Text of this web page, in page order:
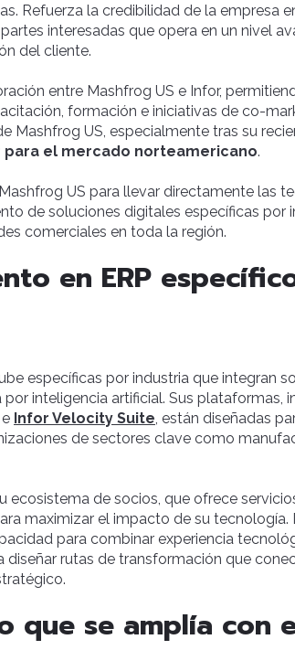
Refuerza la credibilidad de la empresa
interesadas que opera en un nivel
del cliente.
entre Mashfrog US e Infor,
formación e iniciativas de co-
Mashfrog US, especialmente tras su
para el mercado norteamericano.
US para llevar directamente las
de soluciones digitales específicas por
comerciales en toda la región.
en ERP
específicas por industria que integran
inteligencia artificial. Sus plataformas,
e Infor Velocity Suite, están diseñadas
de sectores clave como
ecosistema de socios, que ofrece
maximizar el impacto de su tecnología.
para combinar experiencia
diseñar rutas de transformación que
que se amplía con